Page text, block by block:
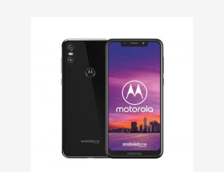
POLITYKA PRYWATNOŚCI
REGULAMIN SKLEPU